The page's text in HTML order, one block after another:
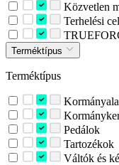
Közvetlen
Terhelési
Terméktípus
Terméktípus
Pedálok
Tartozékok
Váltók és